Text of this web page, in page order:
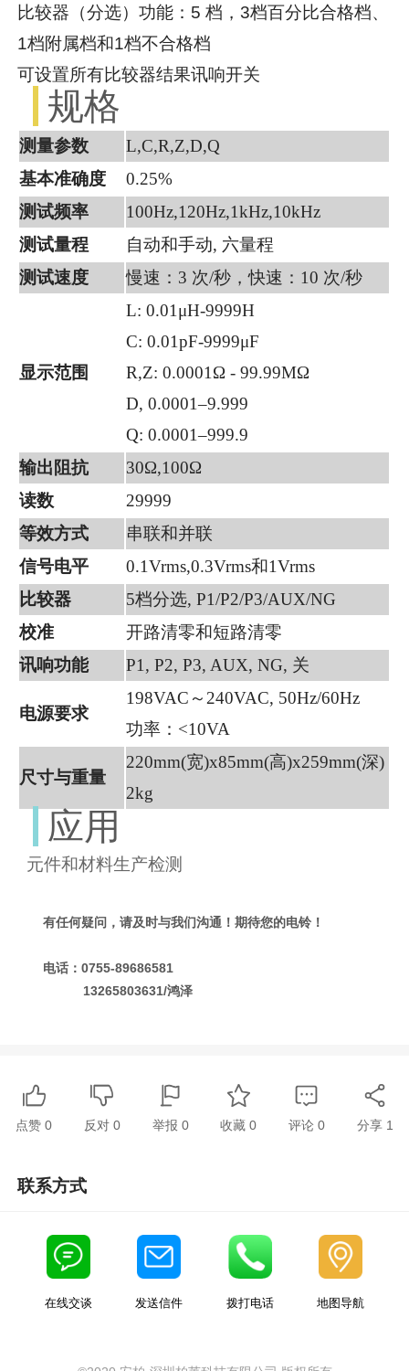
比较器（分选）功能：5 档，3档百分比合格档、
1档附属档和1档不合格档
可设置所有比较器结果讯响开关
规格
测量参数
L,C,R,Z,D,Q
基本准确度
0.25%
测试频率
100Hz,120Hz,1kHz,10kHz
测试量程
自动和手动, 六量程
测试速度
慢速：3 次/秒，快速：10 次/秒
显示范围
L: 0.01μH-9999H
C: 0.01pF-9999μF
R,Z: 0.0001Ω - 99.99MΩ
D, 0.0001–9.999
Q: 0.0001–999.9
输出阻抗
30Ω,100Ω
读数
29999
等效方式
串联和并联
信号电平
0.1Vrms,0.3Vrms和1Vrms
比较器
5档分选, P1/P2/P3/AUX/NG
校准
开路清零和短路清零
讯响功能
P1, P2, P3, AUX, NG, 关
电源要求
198VAC～240VAC, 50Hz/60Hz
功率：<10VA
尺寸与重量
220mm(宽)x85mm(高)x259mm(深)
2kg
应用
元件和材料生产检测
有任何疑问，请及时与我们沟通！期待您的电铃！
电话：0755-89686581
13265803631/鸿泽
点赞0 反对 0 举报 0 收藏 0 评论 0 分享 1
联系方式
在线交谈 发送信件 拨打电话 地图导航